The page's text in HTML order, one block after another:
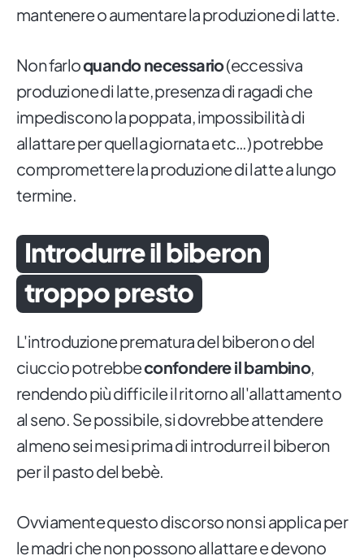
mantenere o aumentare la produzione di latte.
Non farloquando necessario(eccessiva
produzione di latte, presenza di ragadi che
impediscono la poppata, impossibilità di
allattare per quella giornata etc…) potrebbe
compromettere la produzione di latte a lungo
termine.
Introdurre il biberon
troppo presto
L'introduzione prematura del biberon o del
ciuccio potrebbeconfondere il bambino,
rendendo più difficile il ritorno all'allattamento
al seno. Se possibile, si dovrebbe attendere
almeno sei mesi prima di introdurre il biberon
per il pasto del bebè.
Ovviamente questo discorso non si applica per
le madri che non possono allattare e devono